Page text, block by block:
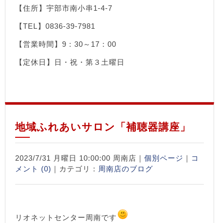
【住所】宇部市南小串1-4-7
【TEL】0836-39-7981
【営業時間】9：30～17：00
【定休日】日・祝・第３土曜日
地域ふれあいサロン「補聴器講座」
2023/7/31 月曜日 10:00:00 周南店｜ 個別ページ ｜ コ
メント (0) ｜カテゴリ： 周南店のブログ
リオネットセンター周南です